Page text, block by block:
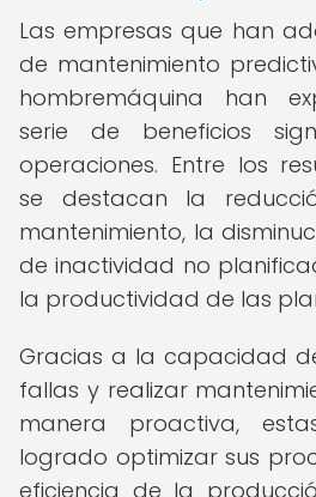
Las empresas que han
de mantenimiento
hombremáquina han
serie de beneficios
operaciones. Entre los
se destacan la
mantenimiento, la
de inactividad no
la productividad de las
Gracias a la capacidad
fallas y realizar
manera proactiva,
logrado optimizar sus
eficiencia de la